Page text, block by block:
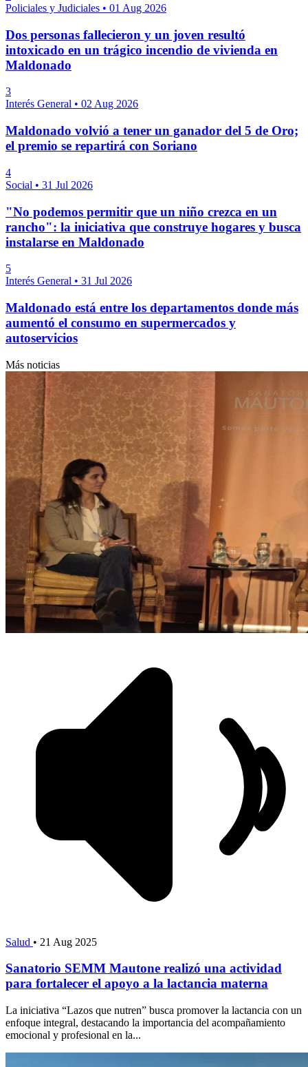
Policiales y Judiciales • 01 Aug 2026
Dos personas fallecieron y un joven resultó
intoxicado en un trágico incendio de vivienda en
Maldonado
3
Interés General • 02 Aug 2026
Maldonado volvió a tener un ganador del 5 de Oro;
el premio se repartirá con Soriano
4
Social • 31 Jul 2026
"No podemos permitir que un niño crezca en un
rancho": la iniciativa que construye hogares y busca
instalarse en Maldonado
5
Interés General • 31 Jul 2026
Maldonado está entre los departamentos donde más
aumentó el consumo en supermercados y
autoservicios
Más noticias
Salud • 21 Aug 2025
Sanatorio SEMM Mautone realizó una actividad
para fortalecer el apoyo a la lactancia materna
La iniciativa “Lazos que nutren” busca promover la lactancia con un
enfoque integral, destacando la importancia del acompañamiento
emocional y profesional en la...